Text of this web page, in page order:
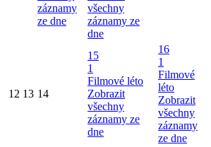
záznamy
ze dne
všechny
záznamy ze
dne
12 13 14
15
1
Filmové léto
Zobrazit
všechny
záznamy ze
dne
16
1
Filmové
léto
Zobrazit
všechny
záznamy
ze dne